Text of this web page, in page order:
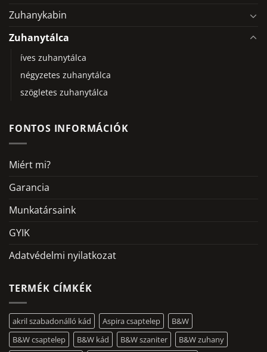
Zuhanykabin
Zuhanytálca
íves zuhanytálca
négyzetes zuhanytálca
szögletes zuhanytálca
FONTOS INFORMÁCIÓK
Miért mi?
Garancia
Munkatársaink
GYIK
Adatvédelmi nyilatkozat
TERMÉK CÍMKÉK
akril szabadonálló kád Aspira csaptelep
B&W
B&W csaptelep
B&W kád B&W szaniter
B&W zuhany